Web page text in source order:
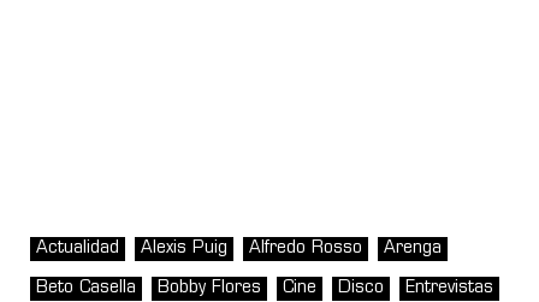
Actualidad Alexis Puig Alfredo Rosso Arenga
Beto Casella Bobby Flores Cine Disco Entrevistas